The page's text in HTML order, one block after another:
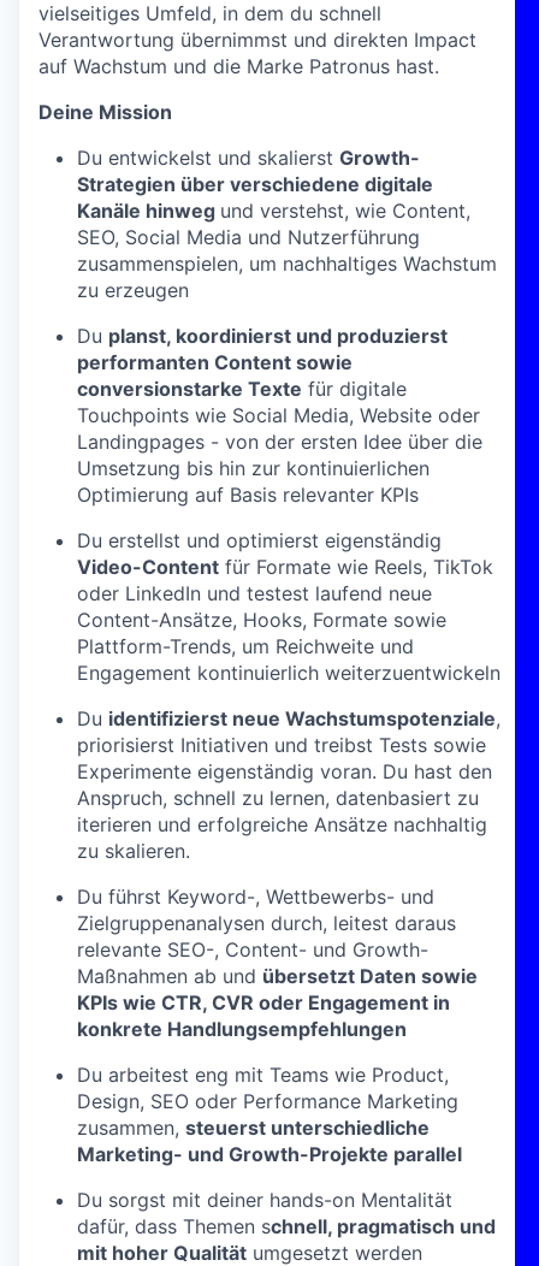
vielseitiges Umfeld, in dem du schnell
Verantwortung übernimmst und direkten Impact
auf Wachstum und die Marke Patronus hast.
Deine Mission
Du entwickelst und skalierst Growth-
Strategien über verschiedene digitale
Kanäle hinweg und verstehst, wie Content,
SEO, Social Media und Nutzerführung
zusammenspielen, um nachhaltiges Wachstum
zu erzeugen
Du planst, koordinierst und produzierst
performanten Content sowie
conversionstarke Texte für digitale
Touchpoints wie Social Media, Website oder
Landingpages - von der ersten Idee über die
Umsetzung bis hin zur kontinuierlichen
Optimierung auf Basis relevanter KPIs
Du erstellst und optimierst eigenständig
Video-Content für Formate wie Reels, TikTok
oder LinkedIn und testest laufend neue
Content-Ansätze, Hooks, Formate sowie
Plattform-Trends, um Reichweite und
Engagement kontinuierlich weiterzuentwickeln
Du identifizierst neue Wachstumspotenziale,
priorisierst Initiativen und treibst Tests sowie
Experimente eigenständig voran. Du hast den
Anspruch, schnell zu lernen, datenbasiert zu
iterieren und erfolgreiche Ansätze nachhaltig
zu skalieren.
Du führst Keyword-, Wettbewerbs- und
Zielgruppenanalysen durch, leitest daraus
relevante SEO-, Content- und Growth-
Maßnahmen ab und übersetzt Daten sowie
KPIs wie CTR, CVR oder Engagement in
konkrete Handlungsempfehlungen
Du arbeitest eng mit Teams wie Product,
Design, SEO oder Performance Marketing
zusammen, steuerst unterschiedliche
Marketing- und Growth-Projekte parallel
Du sorgst mit deiner hands-on Mentalität
dafür, dass Themen schnell, pragmatisch und
mit hoher Qualität umgesetzt werden